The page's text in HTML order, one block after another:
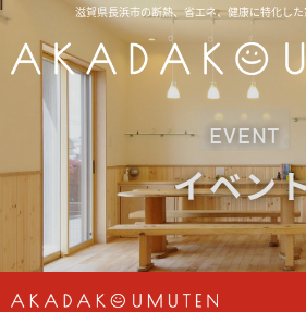
滋賀県長浜市の断熱、省エネ、健康に特化し
EVENT
イベン